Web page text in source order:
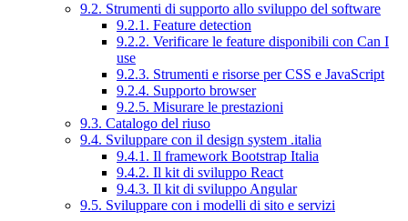
9.2. Strumenti di supporto allo sviluppo del software
9.2.1. Feature detection
9.2.2. Verificare le feature disponibili con Can I
use
9.2.3. Strumenti e risorse per CSS e JavaScript
9.2.4. Supporto browser
9.2.5. Misurare le prestazioni
9.3. Catalogo del riuso
9.4. Sviluppare con il design system .italia
9.4.1. Il framework Bootstrap Italia
9.4.2. Il kit di sviluppo React
9.4.3. Il kit di sviluppo Angular
9.5. Sviluppare con i modelli di sito e servizi